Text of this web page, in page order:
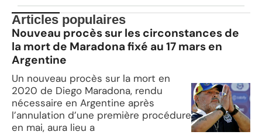
Articles populaires
Nouveau procès sur les circonstances de
la mort de Maradona fixé au 17 mars en
Argentine
Un nouveau procès sur la mort en
2020 de Diego Maradona, rendu
nécessaire en Argentine après
l’annulation d’une première procédure
en mai, aura lieu a